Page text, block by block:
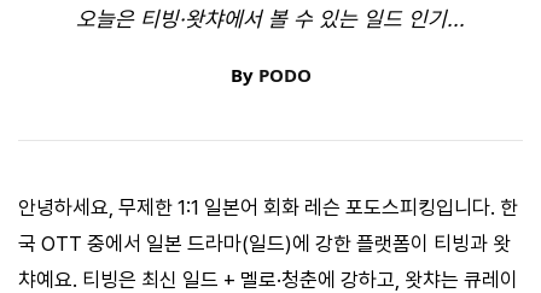
오늘은 티빙·왓챠에서 볼 수 있는 일드 인기...
By PODO
안녕하세요, 무제한 1:1 일본어 회화 레슨 포도스피킹입니다. 한
국 OTT 중에서 일본 드라마(일드)에 강한 플랫폼이 티빙과 왓
챠예요. 티빙은 최신 일드 + 멜로·청춘에 강하고, 왓챠는 큐레이